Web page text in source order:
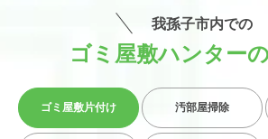
我孫子市内での
ゴミ屋敷ハンター
ゴミ屋敷片付け 汚部屋掃除